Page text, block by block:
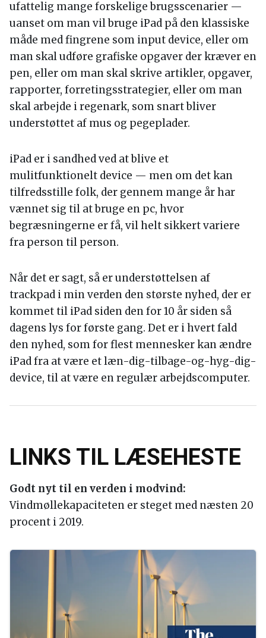
ufattelig mange forskelige brugsscenarier —
uanset om man vil bruge iPad på den klassiske
måde med fingrene som input device, eller om
man skal udføre grafiske opgaver der kræver en
pen, eller om man skal skrive artikler, opgaver,
rapporter, forretingsstrategier, eller om man
skal arbejde i regenark, som snart bliver
understøttet af mus og pegeplader.
iPad er i sandhed ved at blive et
mulitfunktionelt device — men om det kan
tilfredsstille folk, der gennem mange år har
vænnet sig til at bruge en pc, hvor
begræsningerne er få, vil helt sikkert variere
fra person til person.
Når det er sagt, så er understøttelsen af
trackpad i min verden den største nyhed, der er
kommet til iPad siden den for 10 år siden så
dagens lys for første gang. Det er i hvert fald
den nyhed, som for flest mennesker kan ændre
iPad fra at være et læn-dig-tilbage-og-hyg-dig-
device, til at være en regulær arbejdscomputer.
LINKS TIL LÆSEHESTE
Godt nyt til en verden i modvind:
Vindmøllekapaciteten er steget med næsten 20
procent i 2019.